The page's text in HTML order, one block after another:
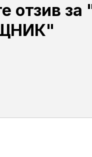
отзив